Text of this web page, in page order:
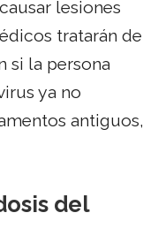
lesiones
tratarán de
si la persona
ya no
antiguos,
del